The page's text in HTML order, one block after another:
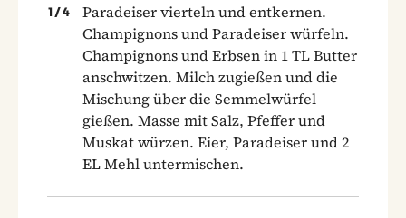
1 /4
Paradeiser vierteln und entkernen.
Champignons und Paradeiser würfeln.
Champignons und Erbsen in 1 TL Butter
anschwitzen. Milch zugießen und die
Mischung über die Semmelwürfel
gießen. Masse mit Salz, Pfeffer und
Muskat würzen. Eier, Paradeiser und 2
EL Mehl untermischen.